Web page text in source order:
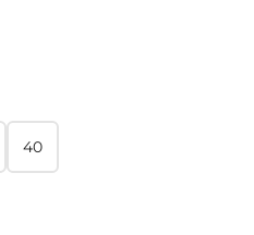
40
40